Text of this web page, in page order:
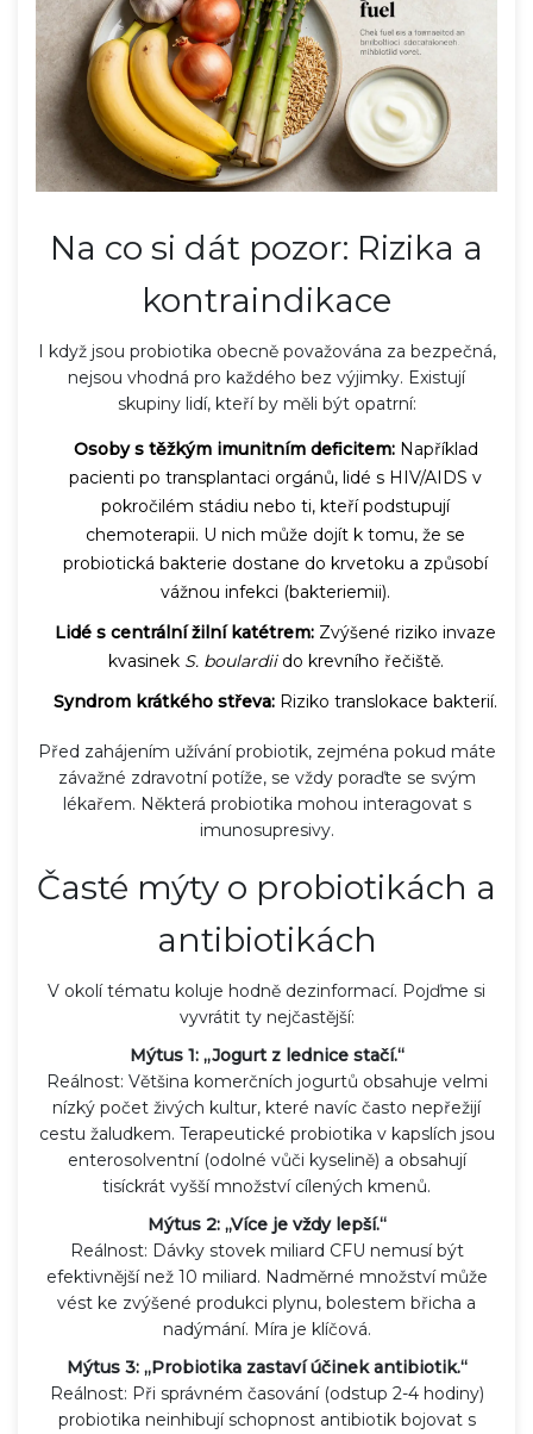
Na co si dát pozor: Rizika a
kontraindikace
I když jsou probiotika obecně považována za bezpečná,
nejsou vhodná pro každého bez výjimky. Existují
skupiny lidí, kteří by měli být opatrní:
Osoby s těžkým imunitním deficitem:Například
pacienti po transplantaci orgánů, lidé s HIV/AIDS v
pokročilém stádiu nebo ti, kteří podstupují
chemoterapii. U nich může dojít k tomu, že se
probiotická bakterie dostane do krvetoku a způsobí
vážnou infekci (bakteriemii).
Lidé s centrální žilní katétrem: Zvýšené riziko invaze
kvasinek S. boulardiido krevního řečiště.
Syndrom krátkého střeva: Riziko translokace bakterií.
Před zahájením užívání probiotik, zejména pokud máte
závažné zdravotní potíže, se vždy poraďte se svým
lékařem. Některá probiotika mohou interagovat s
imunosupresivy.
Časté mýty o probiotikách a
antibiotikách
V okolí tématu koluje hodně dezinformací. Pojďme si
vyvrátit ty nejčastější:
Mýtus 1: „Jogurt z lednice stačí.“
Reálnost: Většina komerčních jogurtů obsahuje velmi
nízký počet živých kultur, které navíc často nepřežijí
cestu žaludkem. Terapeutické probiotika v kapslích jsou
enterosolventní (odolné vůči kyselině) a obsahují
tisíckrát vyšší množství cílených kmenů.
Mýtus 2: „Více je vždy lepší.“
Reálnost: Dávky stovek miliard CFU nemusí být
efektivnější než 10 miliard. Nadměrné množství může
vést ke zvýšené produkci plynu, bolestem břicha a
nadýmání. Míra je klíčová.
Mýtus 3: „Probiotika zastaví účinek antibiotik.“
Reálnost: Při správném časování (odstup 2-4 hodiny)
probiotika neinhibují schopnost antibiotik bojovat s